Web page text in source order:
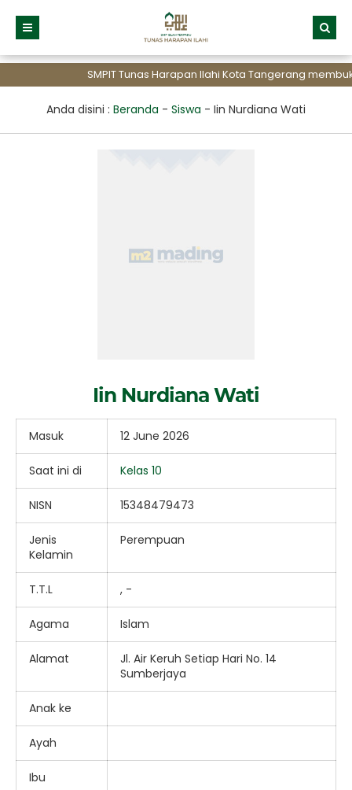
SMPIT Tunas Harapan Ilahi Kota Tangerang
Anda disini : Beranda - Siswa - Iin Nurdiana Wati
Iin Nurdiana Wati
Masuk 12 June 2026
Saat ini di Kelas 10
NISN 15348479473
Jenis
Kelamin
Perempuan
T.T.L , -
Agama Islam
Alamat
Jl. Air Keruh Setiap Hari No. 14
Sumberjaya
Anak ke
Ayah
Ibu